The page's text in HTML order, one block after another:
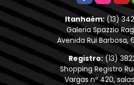
Itanhaém:(13)
Galeria Spazzio
Avenida Rui Barbosa,
Registro:(13)
Shopping Registro
Vargas nº 420,